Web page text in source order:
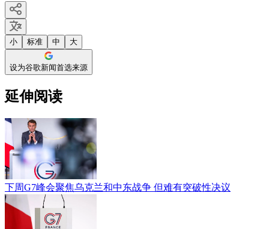
小 标准 中 大
设为谷歌新闻首选来源
延伸阅读
下周G7峰会聚焦乌克兰和中东战争 但难有突破性决议